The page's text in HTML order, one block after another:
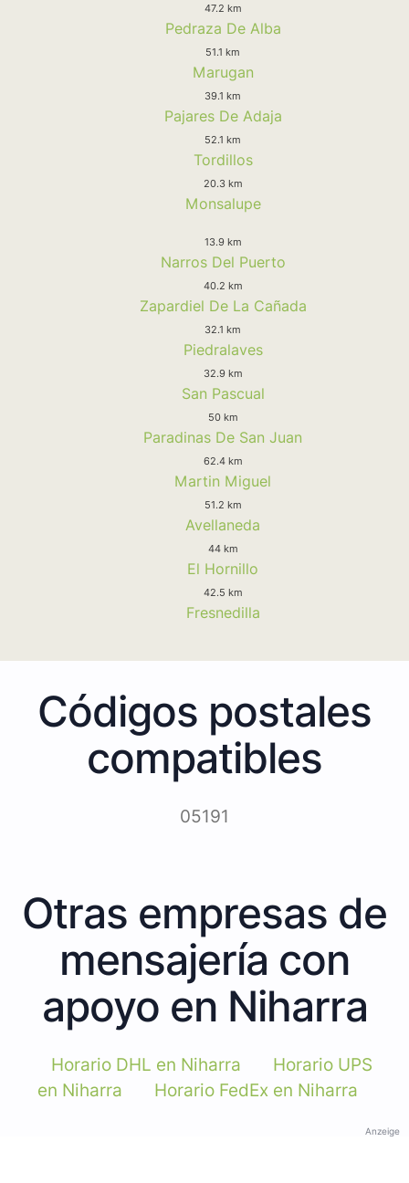
47.2 km
Pedraza De Alba
51.1 km
Marugan
39.1 km
Pajares De Adaja
52.1 km
Tordillos
20.3 km
Monsalupe
13.9 km
Narros Del Puerto
40.2 km
Zapardiel De La Cañada
32.1 km
Piedralaves
32.9 km
San Pascual
50 km
Paradinas De San Juan
62.4 km
Martin Miguel
51.2 km
Avellaneda
44 km
El Hornillo
42.5 km
Fresnedilla
Códigos postales
compatibles
05191
Otras empresas de
mensajería con
apoyo en Niharra
Horario DHL en Niharra
Horario UPS
en Niharra
Horario FedEx en Niharra
Anzeige